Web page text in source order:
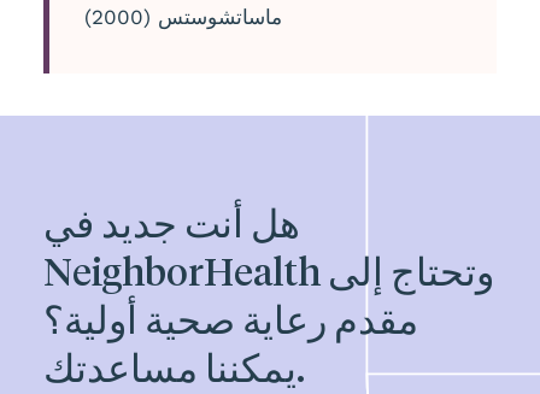
ماساتشوستس (2000)
هل أنت جديد في
NeighborHealth وتحتاج إلى
مقدم رعاية صحية أولية؟
يمكننا مساعدتك.